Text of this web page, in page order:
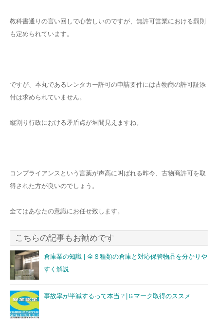
教科書通りの言い回しで心苦しいのですが、無許可営業における罰則
も定められています。
ですが、本丸であるレンタカー許可の申請要件には古物商の許可証添
付は求められていません。
縦割り行政における矛盾点が垣間見えますね。
コンプライアンスという言葉が声高に叫ばれる昨今、古物商許可を取
得された方が良いのでしょう。
全てはあなたの意識にお任せ致します。
こちらの記事もお勧めです
倉庫業の知識 | 全８種類の倉庫と対応保管物品を分かりや
すく解説
事故率が半減するって本当？|Ｇマーク取得のススメ